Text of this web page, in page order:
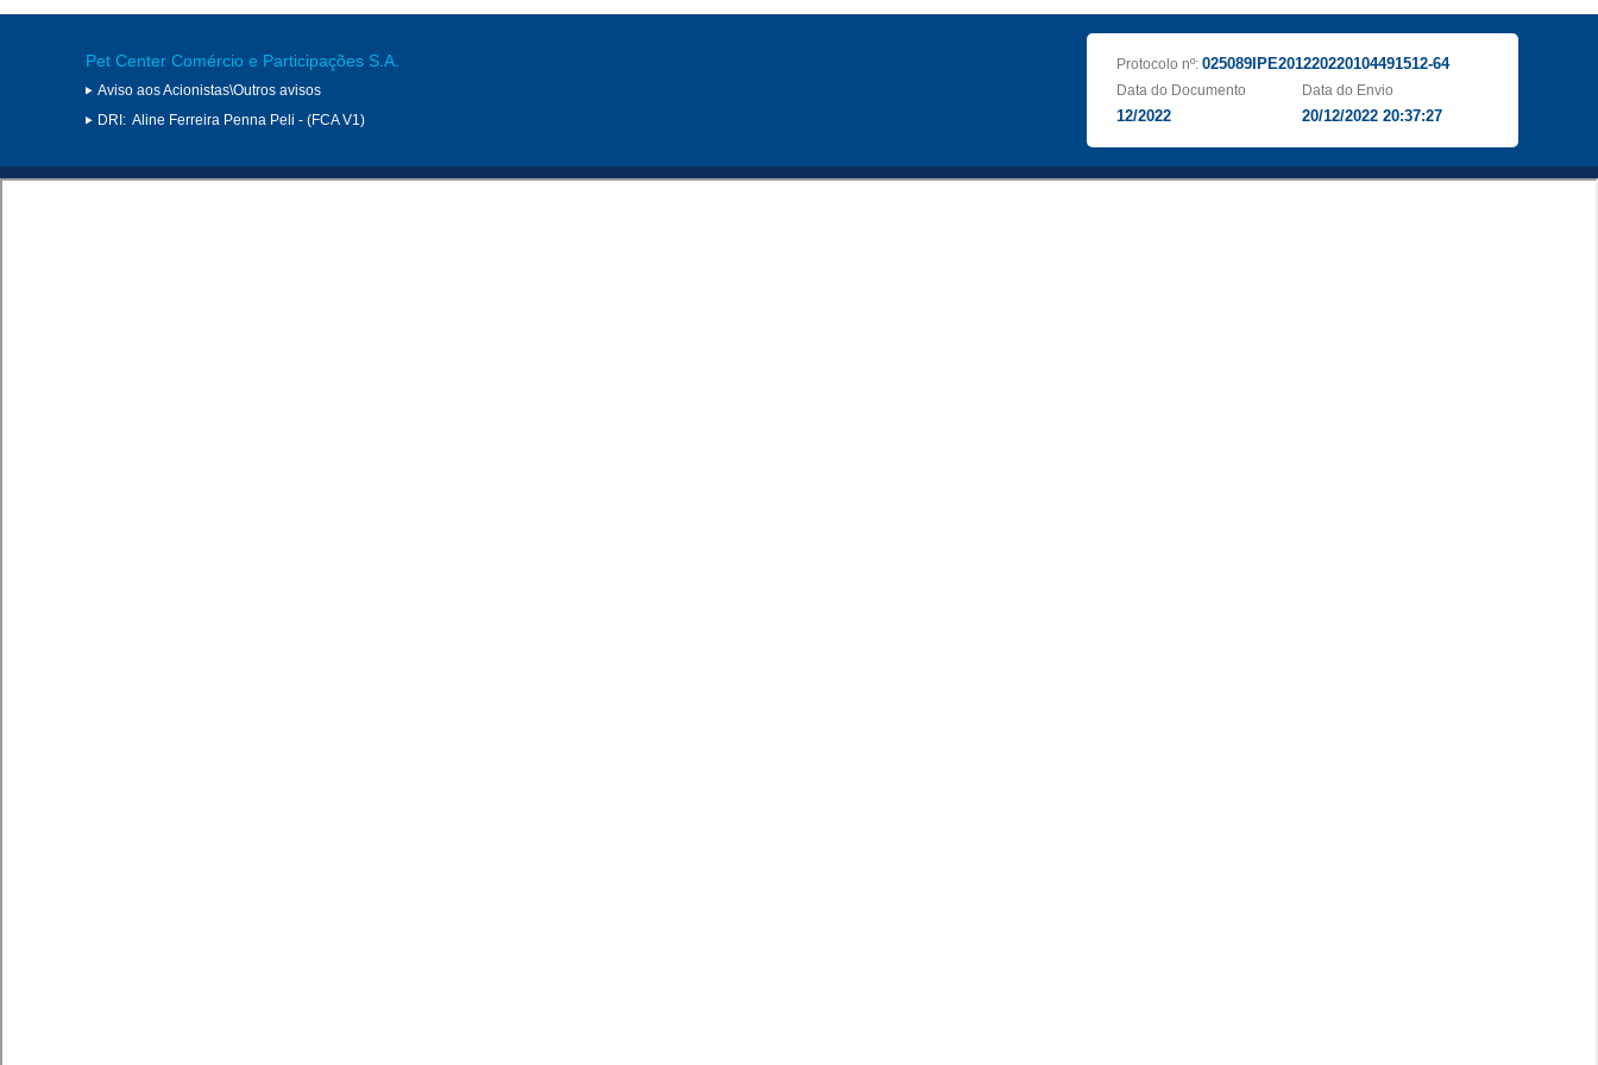
Pet Center Comércio e Participações S.A.
Aviso aos Acionistas\Outros avisos
DRI: Aline Ferreira Penna Peli - (FCA V1)
Protocolo nº: 025089IPE201220220104491512-64
Data do Documento
12/2022
Data do Envio
20/12/2022 20:37:27